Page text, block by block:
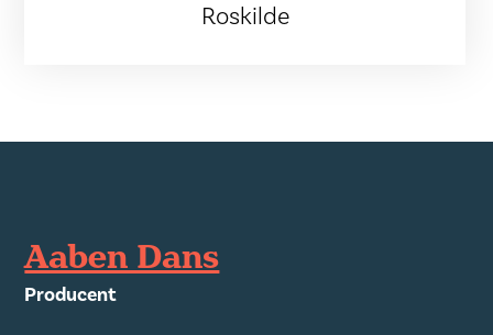
Roskilde
Aaben Dans
Producent